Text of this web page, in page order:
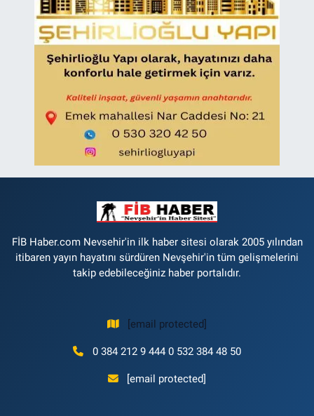
FİB Haber.com Nevsehir'in ilk haber sitesi olarak 2005 yılından
itibaren yayın hayatını sürdüren Nevşehir'in tüm gelişmelerini
takip edebileceğiniz haber portalıdır.
[email protected]
0 384 212 9 444 0 532 384 48 50
[email protected]